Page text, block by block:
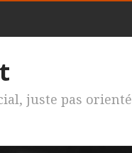
juste pas orienté